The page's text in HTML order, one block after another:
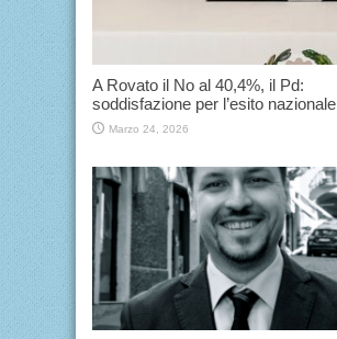
A Rovato il No al 40,4%, il Pd:
soddisfazione per l’esito nazionale
Marzo 24, 2026